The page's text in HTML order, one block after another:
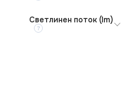
Светлинен поток (lm)